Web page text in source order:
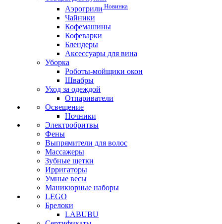
Аэрогрили Новинка
Чайники
Кофемашины
Кофеварки
Блендеры
Аксессуары для вина
Уборка
Роботы-мойщики окон
Швабры
Уход за одеждой
Отпариватели
Освещение
Ночники
Электробритвы
Фены
Выпрямители для волос
Массажеры
Зубные щетки
Ирригаторы
Умные весы
Маникюрные наборы
LEGO
Брелоки
LABUBU